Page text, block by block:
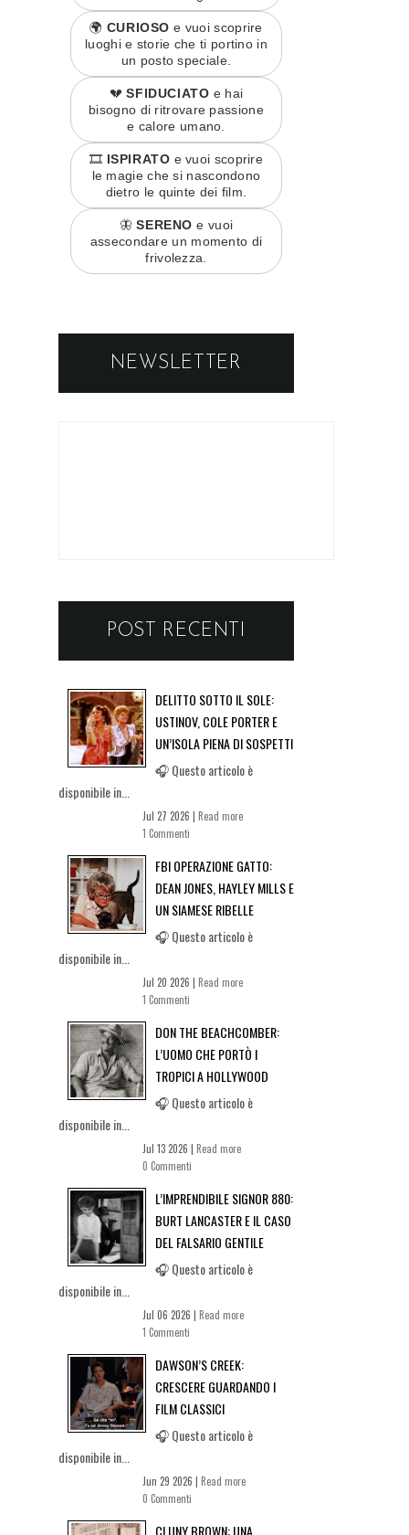
🌍 CURIOSO e vuoi scoprire
luoghi e storie che ti portino in
un posto speciale.
💔SFIDUCIATO e hai
bisogno di ritrovare passione
e calore umano.
🎞️ ISPIRATO e vuoi scoprire
le magie che si nascondono
dietro le quinte dei film.
🦋SERENO e vuoi
assecondare un momento di
frivolezza.
NEWSLETTER
POST RECENTI
DELITTO SOTTO IL SOLE:
USTINOV, COLE PORTER E
UN’ISOLA PIENA DI SOSPETTI
🎧 Questo articolo è
disponibile in...
Jul 27 2026 | Read more
1 Commenti
FBI OPERAZIONE GATTO:
DEAN JONES, HAYLEY MILLS E
UN SIAMESE RIBELLE
🎧 Questo articolo è
disponibile in...
Jul 20 2026 | Read more
1 Commenti
DON THE BEACHCOMBER:
L’UOMO CHE PORTÒ I
TROPICI A HOLLYWOOD
🎧 Questo articolo è
disponibile in...
Jul 13 2026 | Read more
0 Commenti
L’IMPRENDIBILE SIGNOR 880:
BURT LANCASTER E IL CASO
DEL FALSARIO GENTILE
🎧 Questo articolo è
disponibile in...
Jul 06 2026 | Read more
1 Commenti
DAWSON’S CREEK:
CRESCERE GUARDANDO I
FILM CLASSICI
🎧 Questo articolo è
disponibile in...
Jun 29 2026 | Read more
0 Commenti